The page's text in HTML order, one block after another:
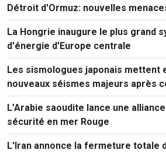
Détroit d'Ormuz: nouvelles
La Hongrie inaugure le plus grand
d'énergie d'Europe centrale
Les sismologues japonais mettent
nouveaux séismes majeurs après
L’Arabie saoudite lance une
sécurité en mer Rouge
L'Iran annonce la fermeture totale